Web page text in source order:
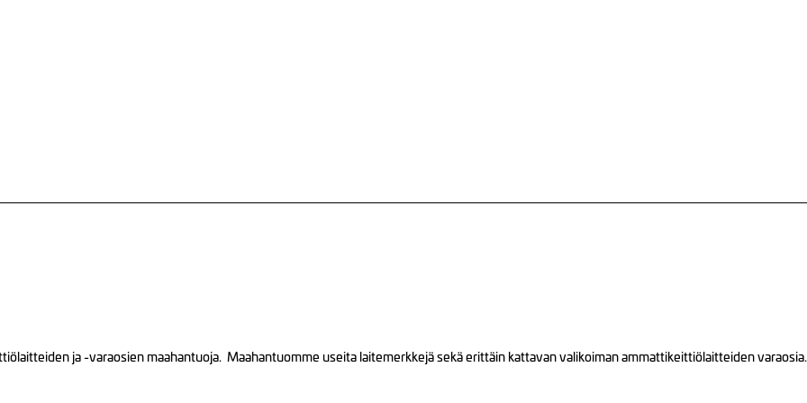
ja -varaosien maahantuoja. Maahantuomme useita laitemerkkejä sekä erittäin kattavan valikoiman ammattikeittiölaitteiden varaosia.